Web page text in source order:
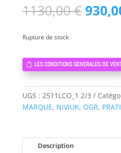
1130,00€ Le
prix
Rupture de stock
LES CONDITIONS GENERALES DE
UGS : 2511LCO_1 2/3
MARQUE, NIVIUK, OGR,
Description